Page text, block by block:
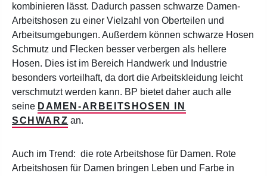
kombinieren lässt. Dadurch passen schwarze Damen-
Arbeitshosen zu einer Vielzahl von Oberteilen und
Arbeitsumgebungen. Außerdem können schwarze Hosen
Schmutz und Flecken besser verbergen als hellere
Hosen. Dies ist im Bereich Handwerk und Industrie
besonders vorteilhaft, da dort die Arbeitskleidung leicht
verschmutzt werden kann. BP bietet daher auch alle
seine DAMEN-ARBEITSHOSEN IN
SCHWARZ an.
Auch im Trend: die rote Arbeitshose für Damen. Rote
Arbeitshosen für Damen bringen Leben und Farbe in